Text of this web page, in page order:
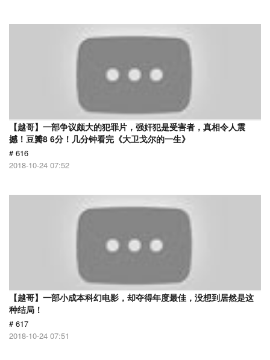
【越哥】一部争议颇大的犯罪片，强奸犯是受害者，真相令人震
撼！豆瓣8 6分！几分钟看完《大卫戈尔的一生》
# 616
2018-10-24 07:52
【越哥】一部小成本科幻电影，却夺得年度最佳，没想到居然是这
种结局！
# 617
2018-10-24 07:51